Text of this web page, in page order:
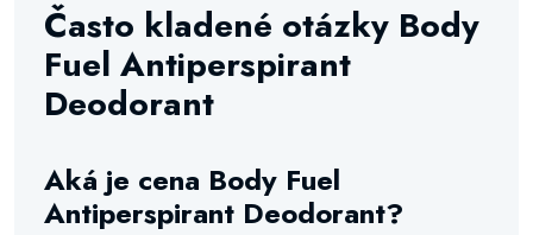
Často kladené otázky Body
Fuel Antiperspirant
Deodorant
Aká je cena Body Fuel
Antiperspirant Deodorant?